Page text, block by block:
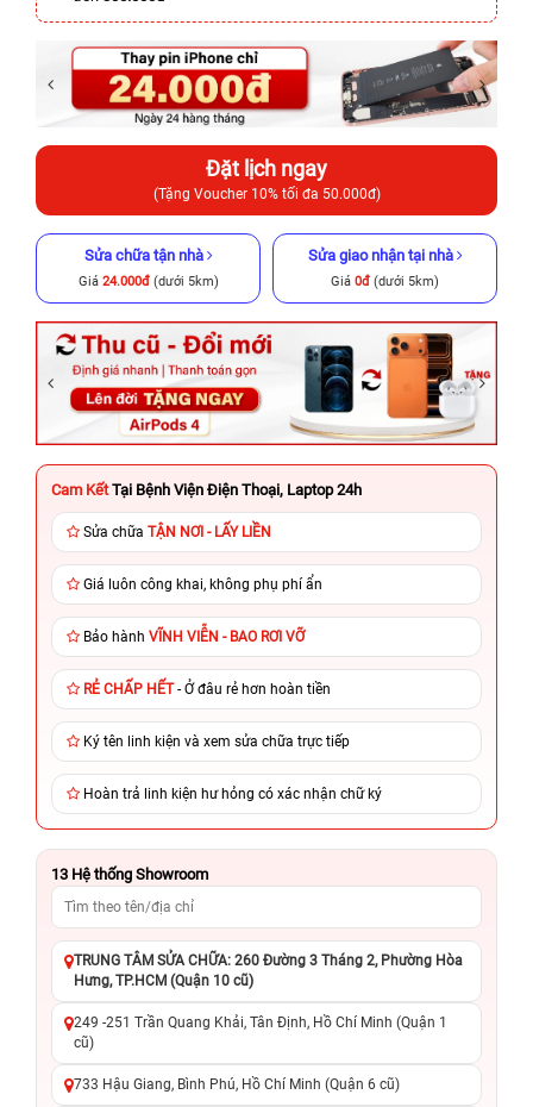
Đặt lịch ngay
(Tặng Voucher 10% tối đa 50.000đ)
Sửa chữa tận nhà
Giá 24.000đ(dưới 5km)
Sửa giao nhận tại nhà
Giá 0đ (dưới 5km)
Cam Kết Tại Bệnh Viện Điện Thoại, Laptop 24h
Sửa chữa TẬN NƠI - LẤY LIỀN
Giá luôn công khai, không phụ phí ẩn
Bảo hành VĨNH VIỄN - BAO RƠI VỠ
RẺ CHẤP HẾT- Ở đâu rẻ hơn hoàn tiền
Ký tên linh kiện và xem sửa chữa trực tiếp
Hoàn trả linh kiện hư hỏng có xác nhận chữ ký
13 Hệ thống Showroom
TRUNG TÂM SỬA CHỮA: 260 Đường 3 Tháng 2, Phường Hòa
Hưng, TP.HCM (Quận 10 cũ)
249 -251 Trần Quang Khải, Tân Định, Hồ Chí Minh (Quận 1
cũ)
733 Hậu Giang, Bình Phú, Hồ Chí Minh (Quận 6 cũ)